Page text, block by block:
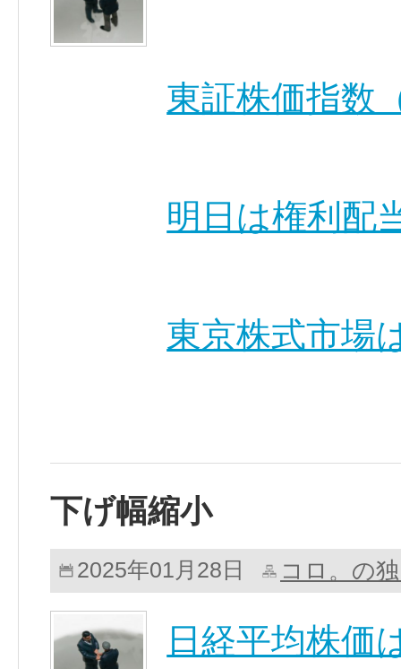
東証株価指数
明日は権利配
東京株式市
下げ幅縮小
2025年01月28日 コロ。の
日経平均株価